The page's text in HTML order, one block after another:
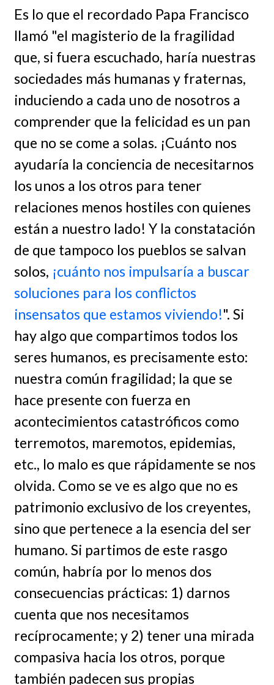
Es lo que el recordado Papa Francisco
llamó "el magisterio de la fragilidad
que, si fuera escuchado, haría nuestras
sociedades más humanas y fraternas,
induciendo a cada uno de nosotros a
comprender que la felicidad es un pan
que no se come a solas. ¡Cuánto nos
ayudaría la conciencia de necesitarnos
los unos a los otros para tener
relaciones menos hostiles con quienes
están a nuestro lado! Y la constatación
de que tampoco los pueblos se salvan
solos, ¡cuánto nos impulsaría a buscar
soluciones para los conflictos
insensatos que estamos viviendo!". Si
hay algo que compartimos todos los
seres humanos, es precisamente esto:
nuestra común fragilidad; la que se
hace presente con fuerza en
acontecimientos catastróficos como
terremotos, maremotos, epidemias,
etc., lo malo es que rápidamente se nos
olvida. Como se ve es algo que no es
patrimonio exclusivo de los creyentes,
sino que pertenece a la esencia del ser
humano. Si partimos de este rasgo
común, habría por lo menos dos
consecuencias prácticas: 1) darnos
cuenta que nos necesitamos
recíprocamente; y 2) tener una mirada
compasiva hacia los otros, porque
también padecen sus propias